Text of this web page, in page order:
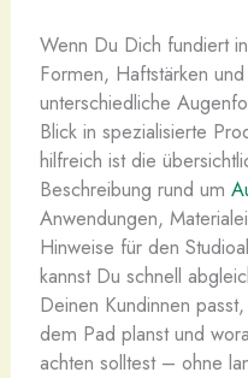
Wenn Du Dich fundiert
Formen, Haftstärken
unterschiedliche
Blick in spezialisierte
hilfreich ist die
Beschreibung rund um
Anwendungen,
Hinweise für den
kannst Du schnell
Deinen Kundinnen
dem Pad planst und
achten solltest – ohne